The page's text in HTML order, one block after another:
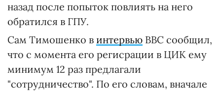
назад после попыток повлиять на него
обратился в ГПУ.
Сам Тимошенко в интервью ВВС сообщил,
что с момента его регисрации в ЦИК ему
минимум 12 раз предлагали
"сотрудничество". По его словам, вначале